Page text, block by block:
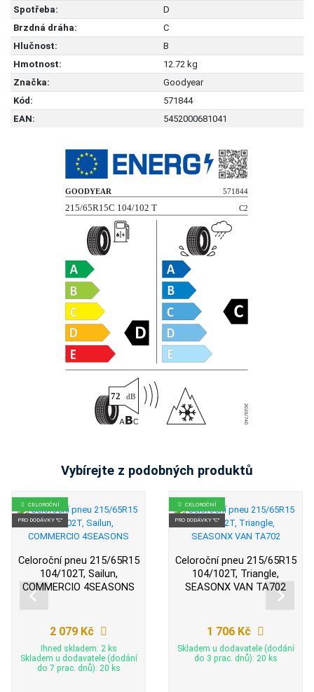
Spotřeba:
D
Brzdná dráha:
C
Hlučnost:
B
Hmotnost:
12.72 kg
Značka:
Goodyear
Kód:
571844
EAN:
5452000681041
Vybírejte z podobných produktů
CELOROČNÍ
PRO DODÁVKY "C"
Celoroční pneu 215/65R15
104/102T, Sailun,
COMMERCIO 4SEASONS
2 079 Kč
Ihned skladem: 2 ks
Skladem u dodavatele (dodání
do 7 prac. dnů): 20 ks
CELOROČNÍ
PRO DODÁVKY "C"
Celoroční pneu 215/65R15
104/102T, Triangle,
SEASONX VAN TA702
1 706 Kč
Skladem u dodavatele (dodání
do 3 prac. dnů): 20 ks